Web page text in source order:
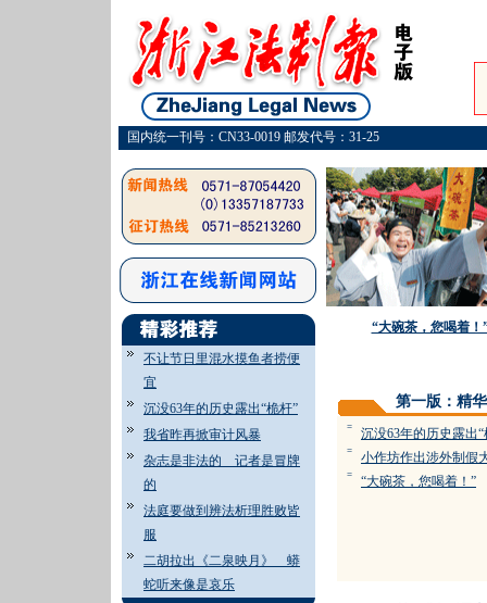
国内统一刊号：CN33-0019 邮发代号：31-25
不让节日里混水摸鱼者捞便
宜
沉没63年的历史露出“桅杆”
我省昨再掀审计风暴
杂志是非法的 记者是冒牌
的
法庭要做到辨法析理胜败皆
服
二胡拉出《二泉映月》 蟒
蛇听来像是哀乐
“大碗茶，您喝着！
第一版：精
= 沉没63年的历史露出“
= 小作坊作出涉外制假
= “大碗茶，您喝着！”